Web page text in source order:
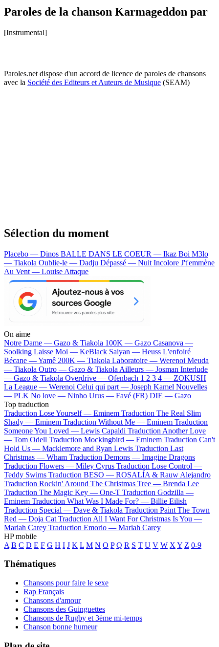
Paroles de la chanson Karmageddon par
[Instrumental]
Paroles.net dispose d'un accord de licence de paroles de chansons
avec la Société des Editeurs et Auteurs de Musique (SEAM)
Sélection du moment
Placebo — Dinos BALLE DANS LE COEUR — Ikaz Boi M3lo
— Tiakola Oublie-le — Dadju Dépassé — Nuit Incolore J't'emmène
Au Vent — Louise Attaque
On aime
Notre Dame — Gazo & Tiakola 100K — Gazo Casanova —
Soolking Laisse Moi — KeBlack Saiyan — Heuss L'enfoiré
Bécane —Yamê 200K — Tiakola Laboratoire — Werenoi Meuda
— Tiakola Outro — Gazo & Tiakola Ailleurs — Josman Interlude
— Gazo & Tiakola Overdrive — Ofenbach 1 2 3 4 — ZOKUSH
La League — Werenoi Celui qui part — Joseph Kamel Nouvelles
— PLK No love — Ninho Urus — Favé (FR) DIE — Gazo
Top traduction
Traduction Lose Yourself — Eminem Traduction The Real Slim
Shady — Eminem Traduction Without Me — Eminem Traduction
Someone You Loved — Lewis Capaldi Traduction Another Love
— Tom Odell Traduction Mockingbird — Eminem Traduction Can't
Hold Us — Macklemore and Ryan Lewis Traduction Last
Christmas — Wham Traduction Demons — Imagine Dragons
Traduction Flowers — Miley Cyrus Traduction Lose Control —
Teddy Swims Traduction BESO — ROSALÍA & Rauw Alejandro
Traduction Rockin' Around The Christmas Tree — Brenda Lee
Traduction The Magic Key — One-T Traduction Godzilla —
Eminem Traduction What Was I Made For? — Billie Eilish
Traduction Special — Dave & Tiakola Traduction Paint The Town
Red — Doja Cat Traduction All I Want For Christmas Is You —
Mariah Carey Traduction Emorio — Mariah Carey
HP mobile
A B C D E F G H I J K L M N O P Q R S T U V W X Y Z 0-9
Thématiques
Chansons pour faire le sexe
Rap Français
Chansons d'amour
Chansons des Guinguettes
Chansons de Rugby et 3ème mi-temps
Chanson bonne humeur